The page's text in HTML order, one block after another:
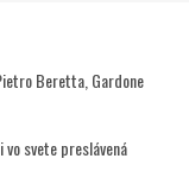
Beretta, Gardone
vo svete preslávená